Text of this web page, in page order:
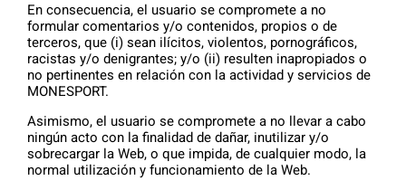
En consecuencia, el usuario se compromete a no
formular comentarios y/o contenidos, propios o de
terceros, que (i) sean ilícitos, violentos, pornográficos,
racistas y/o denigrantes; y/o (ii) resulten inapropiados o
no pertinentes en relación con la actividad y servicios de
MONESPORT.
Asimismo, el usuario se compromete a no llevar a cabo
ningún acto con la finalidad de dañar, inutilizar y/o
sobrecargar la Web, o que impida, de cualquier modo, la
normal utilización y funcionamiento de la Web.